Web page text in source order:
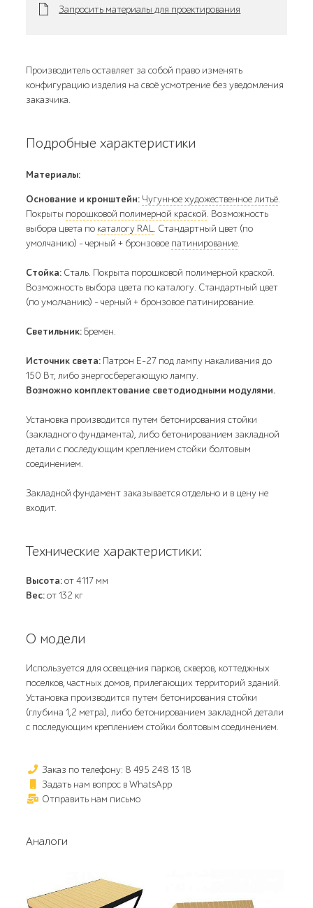
Запросить материалы для проектирования
Производитель оставляет за собой право изменять
конфигурацию изделия на своё усмотрение без уведомления
заказчика.
Подробные характеристики
Материалы:
Основание и кронштейн: Чугунное художественное литьё.
Покрыты порошковой полимерной краской. Возможность
выбора цвета по каталогу RAL. Стандартный цвет (по
умолчанию) - черный + бронзовое патинирование.
Стойка: Сталь. Покрыта порошковой полимерной краской.
Возможность выбора цвета по каталогу. Стандартный цвет
(по умолчанию) - черный + бронзовое патинирование.
Светильник: Бремен.
Источник света: Патрон E-27 под лампу накаливания до
150 Вт, либо энергосберегающую лампу.
Возможно комплектование светодиодными модулями.
Установка производится путем бетонирования стойки
(закладного фундамента), либо бетонированием закладной
детали с последующим креплением стойки болтовым
соединением.
Закладной фундамент заказывается отдельно и в цену не
входит.
Технические характеристики:
Высота:от 4117 мм
Вес:от 132 кг
О модели
Используется для освещения парков, скверов, коттеджных
поселков, частных домов, прилегающих территорий зданий.
Установка производится путем бетонирования стойки
(глубина 1,2 метра), либо бетонированием закладной детали
с последующим креплением стойки болтовым соединением.
Заказ по телефону: 8 495 248 13 18
Задать нам вопрос в WhatsApp
Отправить нам письмо
Аналоги